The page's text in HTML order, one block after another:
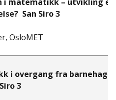
San Siro 3
OsloMET
i overgang fra barnehage
3